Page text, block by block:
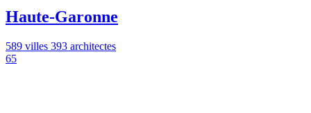
Haute-Garonne
589 villes 393 architectes
65